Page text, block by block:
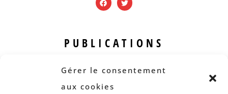
Gérer le consentement
aux cookies
PUBLICATIONS
Revue B.I.S.
Rapports et analyses